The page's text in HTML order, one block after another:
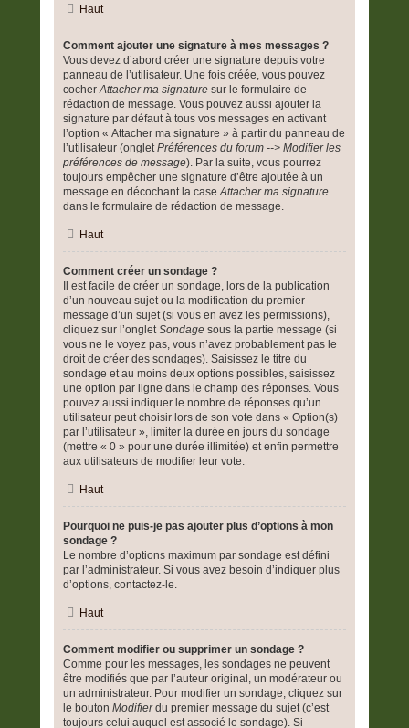
Haut
Comment ajouter une signature à mes messages ?
Vous devez d’abord créer une signature depuis votre
panneau de l’utilisateur. Une fois créée, vous pouvez
cocherAttacher ma signature sur le formulaire de
rédaction de message. Vous pouvez aussi ajouter la
signature par défaut à tous vos messages en activant
l’option « Attacher ma signature » à partir du panneau de
l’utilisateur (ongletPréférences du forum --> Modifier les
préférences de message). Par la suite, vous pourrez
toujours empêcher une signature d’être ajoutée à un
message en décochant la caseAttacher ma signature
dans le formulaire de rédaction de message.
Haut
Comment créer un sondage ?
Il est facile de créer un sondage, lors de la publication
d’un nouveau sujet ou la modification du premier
message d’un sujet (si vous en avez les permissions),
cliquez sur l’ongletSondage sous la partie message (si
vous ne le voyez pas, vous n’avez probablement pas le
droit de créer des sondages). Saisissez le titre du
sondage et au moins deux options possibles, saisissez
une option par ligne dans le champ des réponses. Vous
pouvez aussi indiquer le nombre de réponses qu’un
utilisateur peut choisir lors de son vote dans « Option(s)
par l’utilisateur », limiter la durée en jours du sondage
(mettre « 0 » pour une durée illimitée) et enfin permettre
aux utilisateurs de modifier leur vote.
Haut
Pourquoi ne puis-je pas ajouter plus d’options à mon
sondage ?
Le nombre d’options maximum par sondage est défini
par l’administrateur. Si vous avez besoin d’indiquer plus
d’options, contactez-le.
Haut
Comment modifier ou supprimer un sondage ?
Comme pour les messages, les sondages ne peuvent
être modifiés que par l’auteur original, un modérateur ou
un administrateur. Pour modifier un sondage, cliquez sur
le bouton Modifierdu premier message du sujet (c’est
toujours celui auquel est associé le sondage). Si